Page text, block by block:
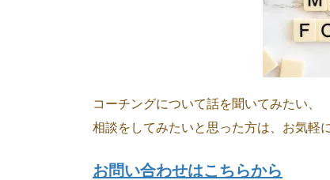
コーチングについて話を聞いてみたい、
相談をしてみたいと思った方は、お気軽
お問い合わせはこちらから